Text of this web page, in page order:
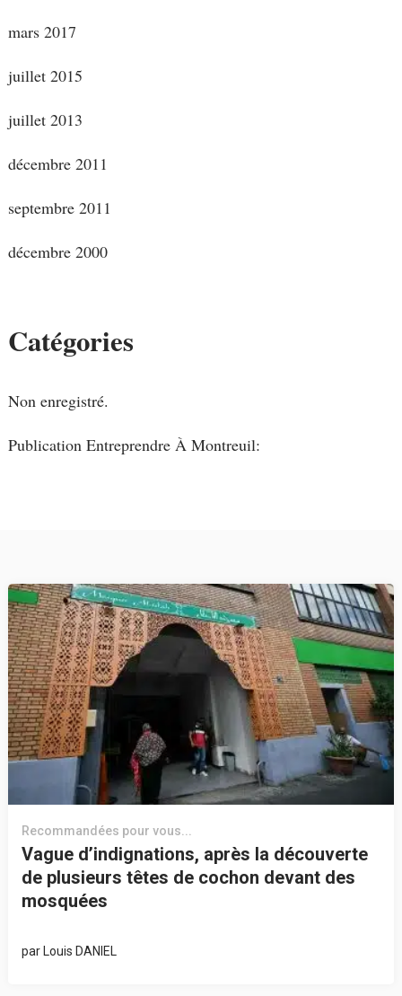
mars 2017
juillet 2015
juillet 2013
décembre 2011
septembre 2011
décembre 2000
Catégories
Non enregistré.
Publication Entreprendre À Montreuil:
Recommandées pour vous...
Vague d’indignations, après la découverte
de plusieurs têtes de cochon devant des
mosquées
par Louis DANIEL